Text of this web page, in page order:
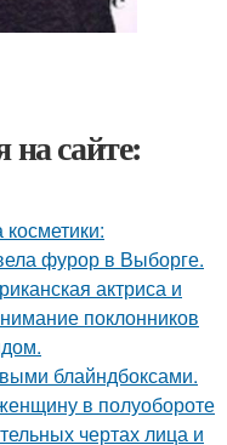
на сайте:
фурор в Выборге.
актриса и
поклонников
блайндбоксами.
в полуобороте
чертах лица и